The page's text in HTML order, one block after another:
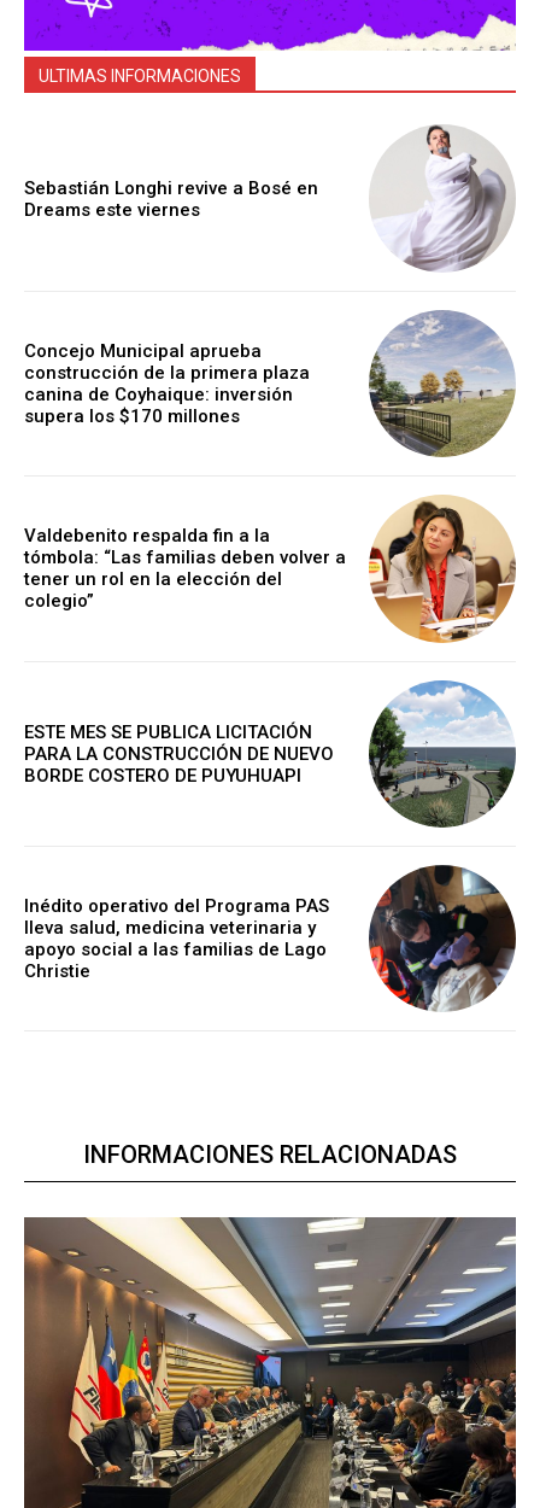
ULTIMAS INFORMACIONES
Sebastián Longhi revive a Bosé en
Dreams este viernes
Concejo Municipal aprueba
construcción de la primera plaza
canina de Coyhaique: inversión
supera los $170 millones
Valdebenito respalda fin a la
tómbola: “Las familias deben volver a
tener un rol en la elección del
colegio”
ESTE MES SE PUBLICA LICITACIÓN
PARA LA CONSTRUCCIÓN DE NUEVO
BORDE COSTERO DE PUYUHUAPI
Inédito operativo del Programa PAS
lleva salud, medicina veterinaria y
apoyo social a las familias de Lago
Christie
INFORMACIONES RELACIONADAS